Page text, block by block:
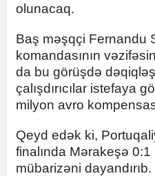
olunacaq.
Baş məşqçi Fernandu
komandasının
da bu görüşdə
çalışdırıcılar istefaya
milyon avro
Qeyd edək ki,
finalında Mərakeşə
mübarizəni dayandırıb.